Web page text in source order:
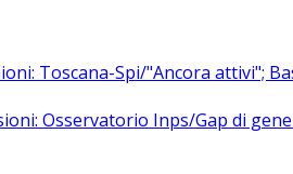
Toscana-Spi/"Ancora attivi";
Osservatorio Inps/Gap di